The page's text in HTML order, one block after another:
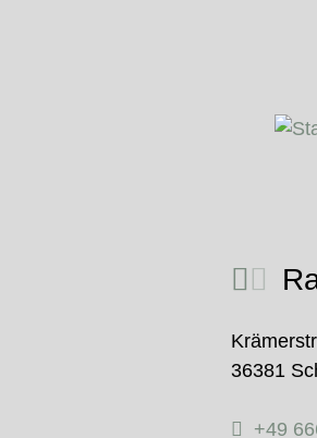
36381
+49